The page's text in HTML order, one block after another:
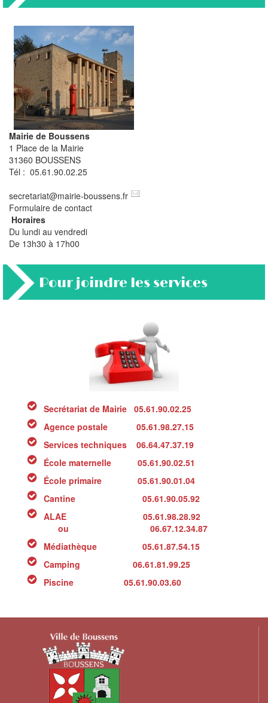
Mairie de Boussens
1 Place de la Mairie
31360 BOUSSENS
Tél : 05.61.90.02.25
secretariat@mairie-boussens.fr
Formulaire de contact
Horaires
Du lundi au vendredi
De 13h30 à 17h00
Pour joindre les services
Secrétariat de Mairie 05.61.90.02.25
Agence postale 05.61.98.27.15
Services techniques 06.64.47.37.19
École maternelle 05.61.90.02.51
École primaire 05.61.90.01.04
Cantine 05.61.90.05.92
ALAE 05.61.98.28.92
ou 06.67.12.34.87
Médiathèque 05.61.87.54.15
Camping 06.61.81.99.25
Piscine 05.61.90.03.60